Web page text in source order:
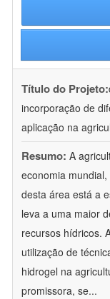
Título do Projeto:
incorporação de
aplicação na
Resumo: A
economia
desta área está a
leva a uma maior
recursos hídricos.
utilização de
hidrogel na
promissora, se...